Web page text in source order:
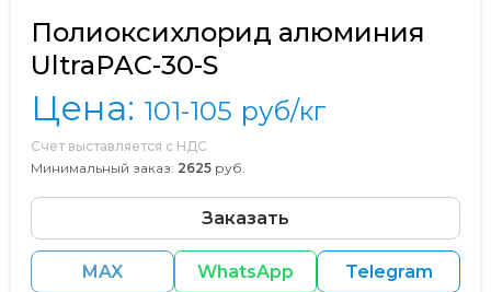
Полиоксихлорид алюминия
UltraPAC-30-S
Цена: 101-105 руб/кг
Счет выставляется с НДС
Минимальный заказ: 2625 руб.
Заказать
MAX WhatsApp Telegram